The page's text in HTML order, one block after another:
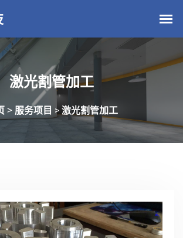
激光割管加工
> 服务项目 > 激光割管加工